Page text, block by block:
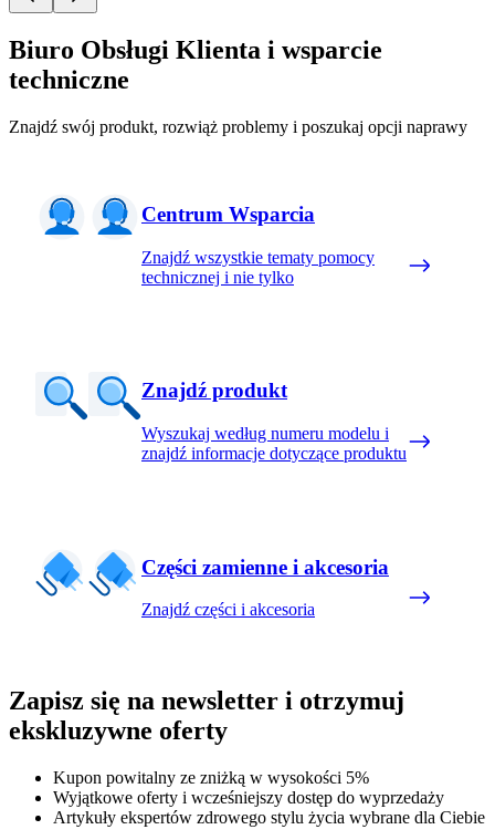
Biuro Obsługi Klienta i wsparcie
techniczne
Znajdź swój produkt, rozwiąż problemy i poszukaj opcji naprawy
Centrum Wsparcia
Znajdź wszystkie tematy pomocy
technicznej i nie tylko
Znajdź produkt
Wyszukaj według numeru modelu i
znajdź informacje dotyczące produktu
Części zamienne i akcesoria
Znajdź części i akcesoria
Zapisz się na newsletter i otrzymuj
ekskluzywne oferty
Kupon powitalny ze zniżką w wysokości 5%
Wyjątkowe oferty i wcześniejszy dostęp do wyprzedaży
Artykuły ekspertów zdrowego stylu życia wybrane dla Ciebie